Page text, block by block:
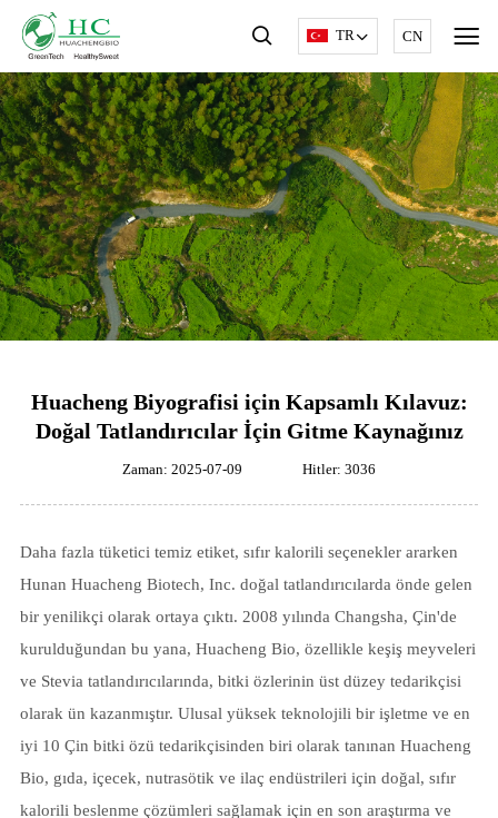
TR CN
Huacheng Biyografisi için Kapsamlı Kılavuz:
Doğal Tatlandırıcılar İçin Gitme Kaynağınız
Zaman: 2025-07-09 Hitler: 3036
Daha fazla tüketici temiz etiket, sıfır kalorili seçenekler ararken
Hunan Huacheng Biotech, Inc. doğal tatlandırıcılarda önde gelen
bir yenilikçi olarak ortaya çıktı. 2008 yılında Changsha, Çin'de
kurulduğundan bu yana, Huacheng Bio, özellikle keşiş meyveleri
ve Stevia tatlandırıcılarında, bitki özlerinin üst düzey tedarikçisi
olarak ün kazanmıştır. Ulusal yüksek teknolojili bir işletme ve en
iyi 10 Çin bitki özü tedarikçisinden biri olarak tanınan Huacheng
Bio, gıda, içecek, nutrasötik ve ilaç endüstrileri için doğal, sıfır
kalorili beslenme çözümleri sağlamak için en son araştırma ve